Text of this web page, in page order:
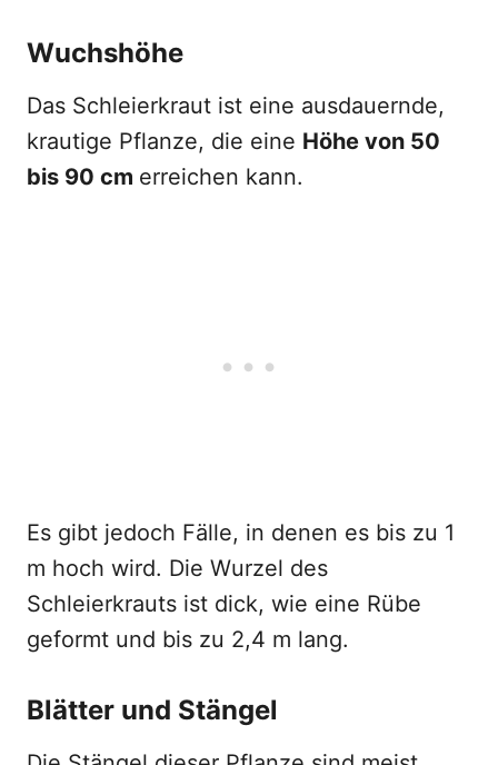
Wuchshöhe
Das Schleierkraut ist eine ausdauernde,
krautige Pflanze, die eine Höhe von 50
bis 90 cm erreichen kann.
Es gibt jedoch Fälle, in denen es bis zu 1
m hoch wird. Die Wurzel des
Schleierkrauts ist dick, wie eine Rübe
geformt und bis zu 2,4 m lang.
Blätter und Stängel